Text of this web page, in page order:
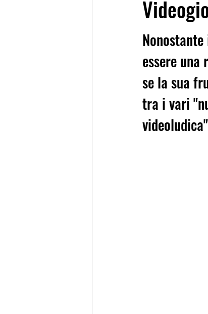
essere
se la sua
tra i vari
videoludica"